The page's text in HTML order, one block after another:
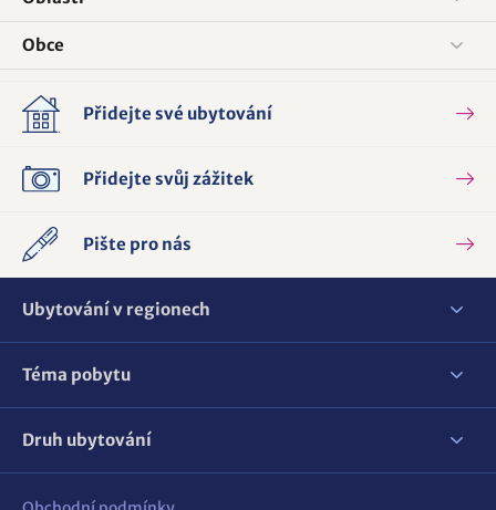
Obce
Přidejte své ubytování
Přidejte svůj zážitek
Pište pro nás
Ubytování v regionech
Téma pobytu
Druh ubytování